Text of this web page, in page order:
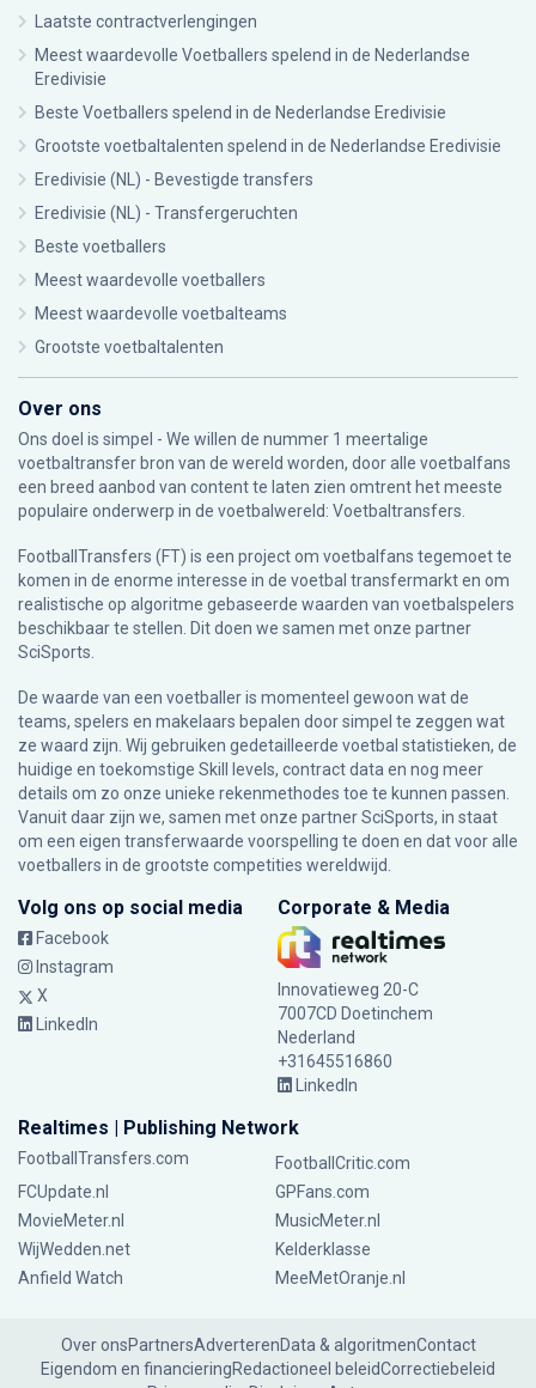
Laatste contractverlengingen
Meest waardevolle Voetballers spelend in de Nederlandse
Eredivisie
Beste Voetballers spelend in de Nederlandse Eredivisie
Grootste voetbaltalenten spelend in de Nederlandse Eredivisie
Eredivisie (NL) - Bevestigde transfers
Eredivisie (NL) - Transfergeruchten
Beste voetballers
Meest waardevolle voetballers
Meest waardevolle voetbalteams
Grootste voetbaltalenten
Over ons
Ons doel is simpel - We willen de nummer 1 meertalige
voetbaltransfer bron van de wereld worden, door alle voetbalfans
een breed aanbod van content te laten zien omtrent het meeste
populaire onderwerp in de voetbalwereld: Voetbaltransfers.
FootballTransfers (FT) is een project om voetbalfans tegemoet te
komen in de enorme interesse in de voetbal transfermarkt en om
realistische op algoritme gebaseerde waarden van voetbalspelers
beschikbaar te stellen. Dit doen we samen met onze partner
SciSports
De waarde van een voetballer is momenteel gewoon wat de
teams, spelers en makelaars bepalen door simpel te zeggen wat
ze waard zijn. Wij gebruiken gedetailleerde voetbal statistieken, de
huidige en toekomstige Skill levels, contract data en nog meer
details om zo onze unieke rekenmethodes toe te kunnen passen.
Vanuit daar zijn we, samen met onze partner SciSports, in staat
om een eigen transferwaarde voorspelling te doen en dat voor alle
voetballers in de grootste competities wereldwijd.
Volg ons op social media
Facebook
Instagram
X
LinkedIn
Corporate & Media
Innovatieweg 20-C
7007CD Doetinchem
Nederland
+31645516860
LinkedIn
Realtimes | Publishing Network
FootballTransfers.com
FootballCritic.com
FCUpdate.nl
GPFans.com
MovieMeter.nl
MusicMeter.nl
WijWedden.net
Kelderklasse
Anfield Watch
MeeMetOranje.nl
Over onsPartnersAdverterenData & algoritmenContact
Eigendom en financieringRedactioneel beleidCorrectiebeleid